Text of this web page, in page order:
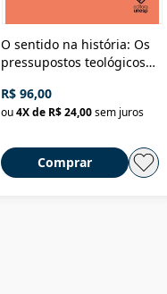
O sentido na história: Os
pressupostos teológicos
R$ 96,00
ou4X de R$ 24,00sem juros
Comprar